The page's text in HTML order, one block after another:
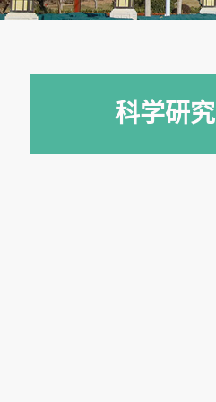
科学研究